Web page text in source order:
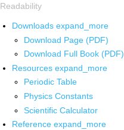
Readability
Downloads expand_more
Download Page (PDF)
Download Full Book (PDF)
Resources expand_more
Periodic Table
Physics Constants
Scientific Calculator
Reference expand_more